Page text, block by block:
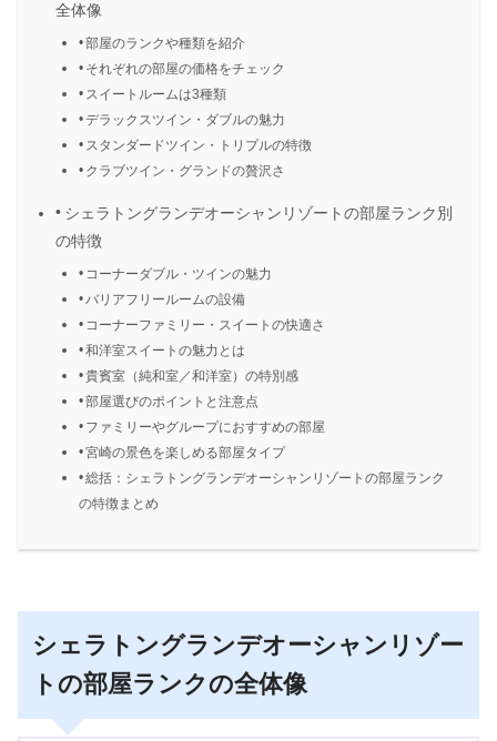
全体像
部屋のランクや種類を紹介
それぞれの部屋の価格をチェック
スイートルームは3種類
デラックスツイン・ダブルの魅力
スタンダードツイン・トリプルの特徴
クラブツイン・グランドの贅沢さ
シェラトングランデオーシャンリゾートの部屋ランク別
の特徴
コーナーダブル・ツインの魅力
バリアフリールームの設備
コーナーファミリー・スイートの快適さ
和洋室スイートの魅力とは
貴賓室（純和室／和洋室）の特別感
部屋選びのポイントと注意点
ファミリーやグループにおすすめの部屋
宮崎の景色を楽しめる部屋タイプ
総括：シェラトングランデオーシャンリゾートの部屋ランク
の特徴まとめ
シェラトングランデオーシャンリゾー
トの部屋ランクの全体像